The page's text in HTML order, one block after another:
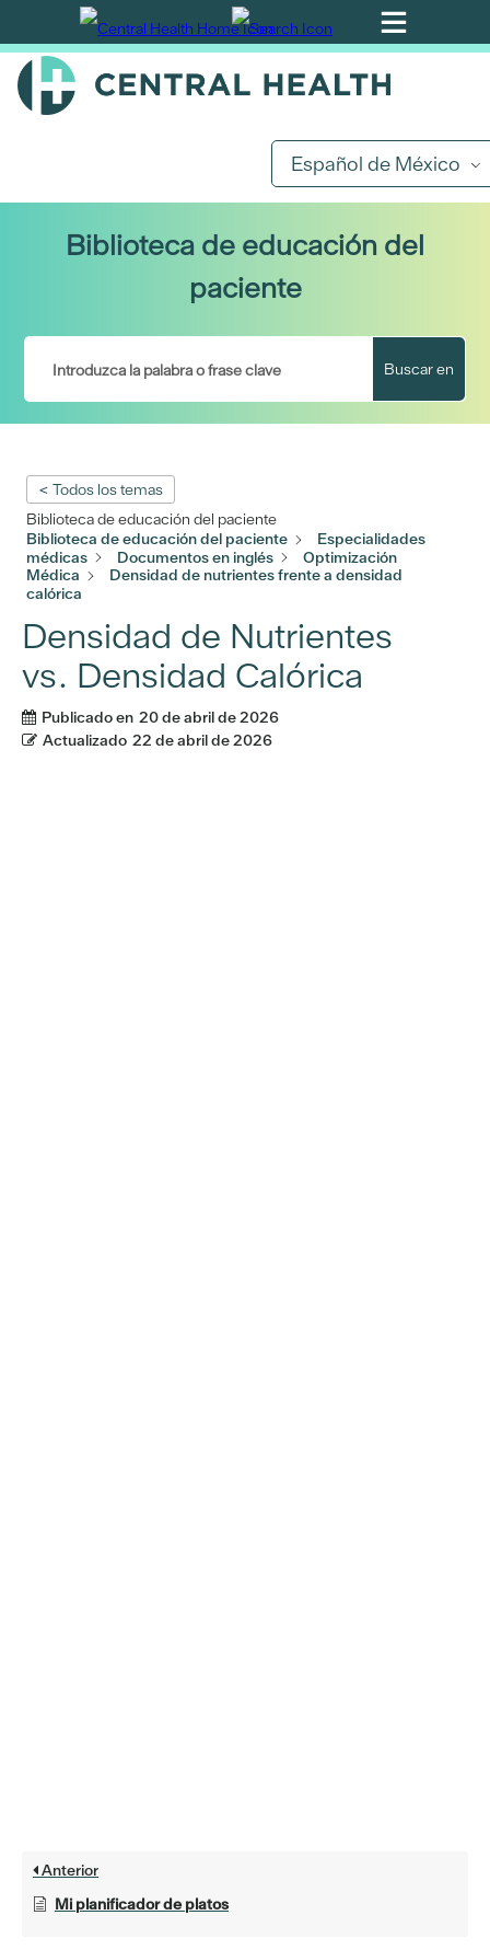
Ir
al
contenido
Español de México
Biblioteca de educación del
paciente
Buscar en
< Todos los temas
Biblioteca de educación del paciente
Biblioteca de educación del paciente
Especialidades
médicas
Documentos en inglés
Optimización
Médica
Densidad de nutrientes frente a densidad
calórica
Densidad de Nutrientes
vs. Densidad Calórica
Publicado en 20 de abril de 2026
Actualizado 22 de abril de 2026
Anterior
Mi planificador de platos